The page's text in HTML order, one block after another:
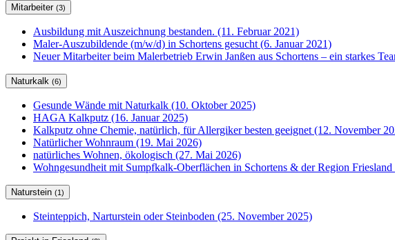
Mitarbeiter (3)
Ausbildung mit Auszeichnung bestanden. (11. Februar 2021)
Maler-Auszubildende (m/w/d) in Schortens gesucht (6. Januar 2021)
Neuer Mitarbeiter beim Malerbetrieb Erwin Janßen aus Schortens – ein starkes
Naturkalk (6)
Gesunde Wände mit Naturkalk (10. Oktober 2025)
HAGA Kalkputz (16. Januar 2025)
Kalkputz ohne Chemie, natürlich, für Allergiker besten geeignet (12. November
Natürlicher Wohnraum (19. Mai 2026)
natürliches Wohnen, ökologisch (27. Mai 2026)
Wohngesundheit mit Sumpfkalk-Oberflächen in Schortens & der Region
Naturstein (1)
Steinteppich, Narturstein oder Steinboden (25. November 2025)